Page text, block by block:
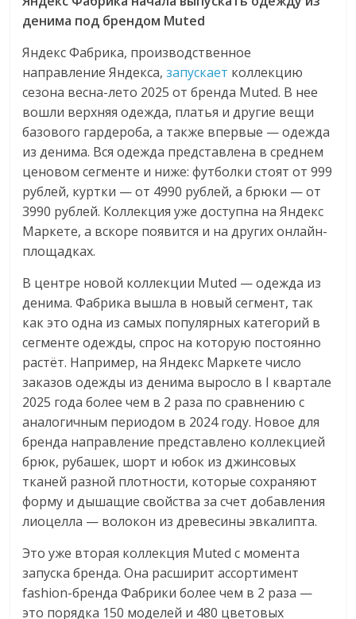
денима под брендом Muted
Яндекс Фабрика, производственное
направление Яндекса,запускает коллекцию
сезона весна-лето 2025 от бренда Muted. В нее
вошли верхняя одежда, платья и другие вещи
базового гардероба, а также впервые — одежда
из денима. Вся одежда представлена в среднем
ценовом сегменте и ниже: футболки стоят от 999
рублей, куртки — от 4990 рублей, а брюки — от
3990 рублей. Коллекция уже доступна на Яндекс
Маркете, а вскоре появится и на других онлайн-
площадках.
В центре новой коллекции Muted — одежда из
денима. Фабрика вышла в новый сегмент, так
как это одна из самых популярных категорий в
сегменте одежды, спрос на которую постоянно
растёт. Например, на Яндекс Маркете число
заказов одежды из денима выросло в I квартале
2025 года более чем в 2 раза по сравнению с
аналогичным периодом в 2024 году. Новое для
бренда направление представлено коллекцией
брюк, рубашек, шорт и юбок из джинсовых
тканей разной плотности, которые сохраняют
форму и дышащие свойства за счет добавления
лиоцелла — волокон из древесины эвкалипта.
Это уже вторая коллекция Muted с момента
запуска бренда. Она расширит ассортимент
fashion-бренда Фабрики более чем в 2 раза —
это порядка 150 моделей и 480 цветовых